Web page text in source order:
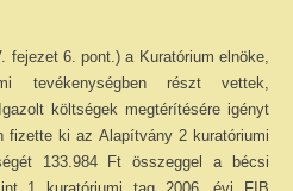
6. pont.) a Kuratórium elnöke,
tevékenységben részt vettek,
költségek megtérítésére igényt
fizette ki az Alapítvány 2 kuratóriumi
133.984 Ft összeggel a bécsi